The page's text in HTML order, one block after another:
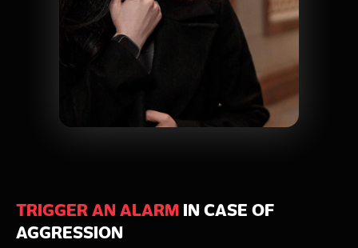
TRIGGER AN ALARM IN CASE OF
AGGRESSION